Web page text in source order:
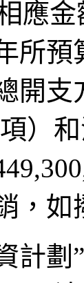
應
所預
開支
）
，如
計劃